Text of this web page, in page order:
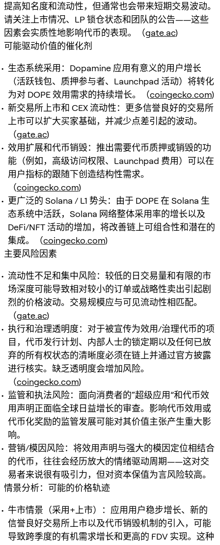
提高知名度和流动性，但通常也会带来短期交易波动。
请关注上市情况、LP 锁仓状态和团队的公告——这些
因素会实质性地影响代币的表现。（gate.ac)
可能驱动价值的催化剂
生态系统采用：Dopamine 应用有意义的用户增长
（活跃钱包、质押参与者、Launchpad 活动）将转化
为对 DOPE 效用需求的持续增长。（coingecko.com)
新交易所上市和 CEX 流动性：更多信誉良好的交易所
上市可以扩大买家基础，并减少点差引起的波动。
（gate.ac)
效用扩展和代币销毁：推出需要代币质押或销毁的功
能（例如，高级访问权限、Launchpad 费用）可以在
用户指标的跟随下创造结构性需求。
（coingecko.com)
更广泛的 Solana / L1 势头：由于 DOPE 在 Solana 生
态系统中活跃，Solana 网络整体采用率的增长以及
DeFi/NFT 活动的增加，将改善链上可组合性和潜在的
集成。（coingecko.com)
主要风险因素
流动性不足和集中风险：较低的日交易量和有限的市
场深度可能导致相对较小的订单或战略性卖出引起剧
烈的价格波动。交易规模应与可见流动性相匹配。
（gate.ac)
执行和治理透明度：对于被宣传为效用/治理代币的项
目，代币发行计划、内部人士的锁定期以及任何已放
弃的所有权状态的清晰度必须在链上并通过官方披露
进行核实。缺乏透明度会增加风险。
（coingecko.com)
监管和执法风险：面向消费者的“超级应用”和代币效
用声明正面临全球日益增长的审查。影响代币效用或
代币化奖励的监管发展可能对其价值主张产生重大影
响。
营销/模因风险：将效用声明与强大的模因定位相结合
的代币，往往会经历放大的情绪驱动周期——这对交
易者来说很有吸引力，但对资本保值为言风险较高。
情景分析：可能的价格轨迹
牛市情景（采用+上市）：应用用户稳步增长、新的
信誉良好交易所上市以及代币销毁机制的引入，可能
导致跨季度的有机需求增长和更高的 FDV 实现。这种